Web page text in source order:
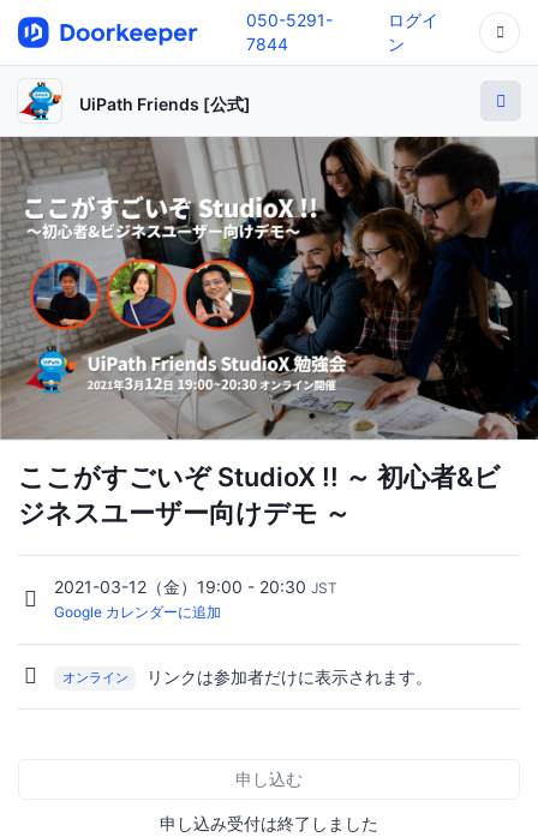
050-5291-
7844
ログイ
ン
UiPath Friends [公式]
ここがすごいぞ StudioX !! ～ 初心者&ビ
ジネスユーザー向けデモ ～
2021-03-12（金）19:00 - 20:30 JST
Google カレンダーに追加
オンライン リンクは参加者だけに表示されます。
申し込む
申し込み受付は終了しました